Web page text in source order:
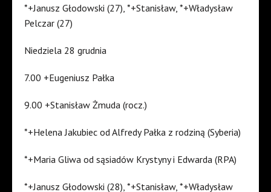
*+Janusz Głodowski (27), *+Stanisław, *+Władysław
Pelczar (27)
Niedziela 28 grudnia
7.00 +Eugeniusz Pałka
9.00 +Stanisław Żmuda (rocz.)
*+Helena Jakubiec od Alfredy Pałka z rodziną (Syberia)
*+Maria Gliwa od sąsiadów Krystyny i Edwarda (RPA)
*+Janusz Głodowski (28), *+Stanisław, *+Władysław